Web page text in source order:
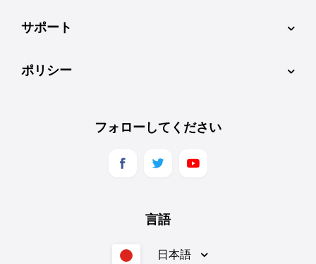
サポート
ポリシー
フォローしてください
言語
日本語